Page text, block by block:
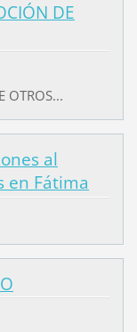
DE
OTROS...
al
en Fátima